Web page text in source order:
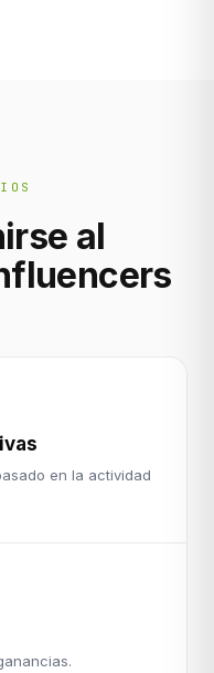
al
en la actividad